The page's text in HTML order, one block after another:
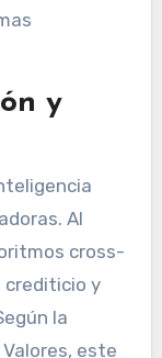
y
Al
cross-
crediticio y
la
este